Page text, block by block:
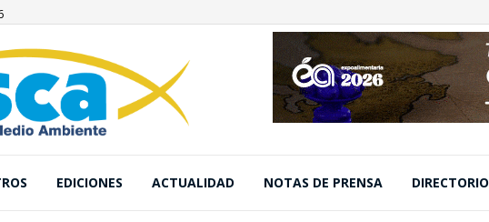
EDICIONES ACTUALIDAD NOTAS DE PRENSA DIRECTORIO